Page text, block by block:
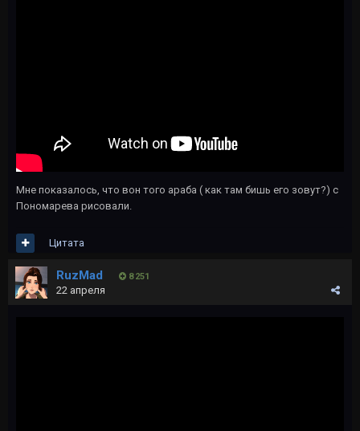
Мне показалось, что вон того араба ( как там бишь его зовут?) с
Пономарева рисовали.
Цитата
RuzMad 8 251
22 апреля